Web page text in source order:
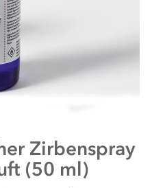
Zirbenspray
(50 ml)